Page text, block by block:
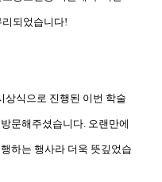
되었습니다!
상식으로 진행된 이번 학술
문해주셨습니다. 오랜만에
하는 행사라 더욱 뜻깊었습